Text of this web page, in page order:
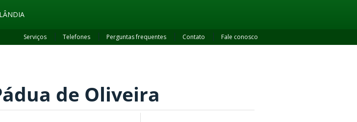
Serviços Telefones Perguntas frequentes Contato Fale conosco
de Oliveira